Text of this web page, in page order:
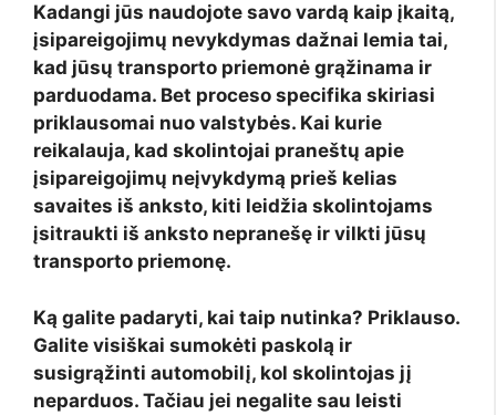
Kadangi jūs naudojote savo vardą kaip įkaitą,
įsipareigojimų nevykdymas dažnai lemia tai,
kad jūsų transporto priemonė grąžinama ir
parduodama. Bet proceso specifika skiriasi
priklausomai nuo valstybės. Kai kurie
reikalauja, kad skolintojai praneštų apie
įsipareigojimų neįvykdymą prieš kelias
savaites iš anksto, kiti leidžia skolintojams
įsitraukti iš anksto nepranešę ir vilkti jūsų
transporto priemonę.
Ką galite padaryti, kai taip nutinka? Priklauso.
Galite visiškai sumokėti paskolą ir
susigrąžinti automobilį, kol skolintojas jį
neparduos. Tačiau jei negalite sau leisti